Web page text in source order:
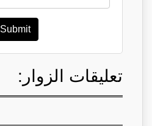
Submit
تعليقات الزوار: